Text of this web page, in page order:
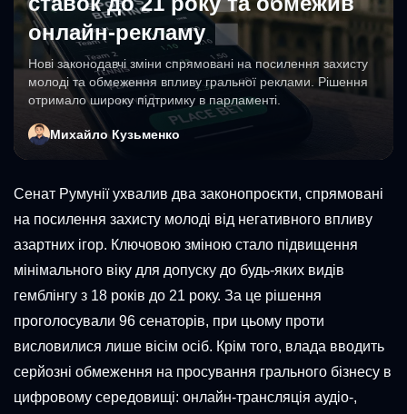
онлайн-рекламу
Нові законодавчі зміни спрямовані на посилення захисту
молоді та обмеження впливу гральної реклами. Рішення
отримало широку підтримку в парламенті.
Михайло Кузьменко
Сенат Румунії ухвалив два законопроєкти, спрямовані
на посилення захисту молоді від негативного впливу
азартних ігор. Ключовою зміною стало підвищення
мінімального віку для допуску до будь-яких видів
гемблінгу з 18 років до 21 року. За це рішення
проголосували 96 сенаторів, при цьому проти
висловилися лише вісім осіб. Крім того, влада вводить
серйозні обмеження на просування грального бізнесу в
цифровому середовищі: онлайн-трансляція аудіо-,